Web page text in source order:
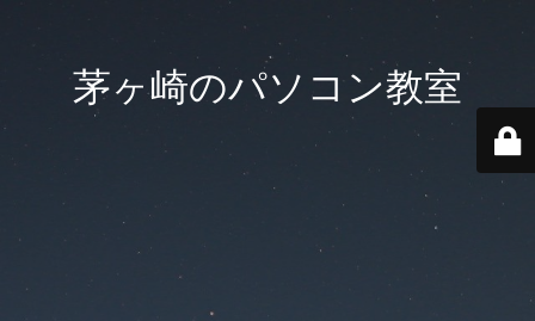
茅ヶ崎のパソコン教室